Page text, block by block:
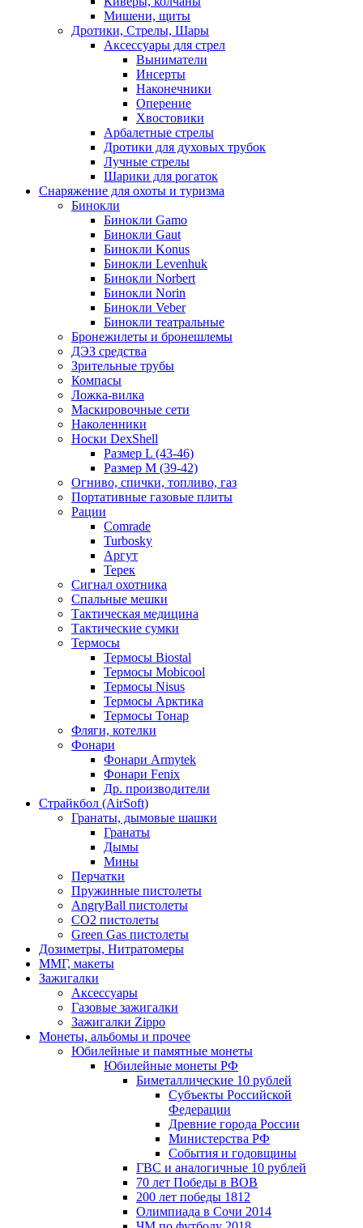
Мишени, щиты
Дротики, Стрелы, Шары
Аксессуары для стрел
Выниматели
Инсерты
Наконечники
Оперение
Хвостовики
Арбалетные стрелы
Дротики для духовых трубок
Лучные стрелы
Шарики для рогаток
Снаряжение для охоты и туризма
Бинокли
Бинокли Gamo
Бинокли Gaut
Бинокли Konus
Бинокли Levenhuk
Бинокли Norbert
Бинокли Norin
Бинокли Veber
Бинокли театральные
Бронежилеты и бронешлемы
ДЭЗ средства
Зрительные трубы
Компасы
Ложка-вилка
Маскировочные сети
Наколенники
Носки DexShell
Размер L (43-46)
Размер M (39-42)
Огниво, спички, топливо, газ
Портативные газовые плиты
Рации
Comrade
Turbosky
Аргут
Терек
Сигнал охотника
Спальные мешки
Тактическая медицина
Тактические сумки
Термосы
Термосы Biostal
Термосы Mobicool
Термосы Nisus
Термосы Арктика
Термосы Тонар
Фляги, котелки
Фонари
Фонари Armytek
Фонари Fenix
Др. производители
Страйкбол (AirSoft)
Гранаты, дымовые шашки
Гранаты
Дымы
Мины
Перчатки
Пружинные пистолеты
AngryBall пистолеты
CO2 пистолеты
Green Gas пистолеты
Дозиметры, Нитратомеры
ММГ, макеты
Зажигалки
Аксессуары
Газовые зажигалки
Зажигалки Zippo
Монеты, альбомы и прочее
Юбилейные и памятные монеты
Юбилейные монеты РФ
Биметаллические 10 рублей
Субъекты Российской
Федерации
Древние города России
Министерства РФ
События и годовщины
ГВС и аналогичные 10 рублей
70 лет Победы в ВОВ
200 лет победы 1812
Олимпиада в Сочи 2014